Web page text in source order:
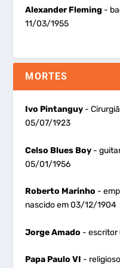
Alexander Fleming -
11/03/1955
MORTES
Ivo Pintanguy -
05/07/1923
Celso Blues Boy -
05/01/1956
Roberto Marinho -
nascido em 03/12/1904
Jorge Amado - escritor
Papa Paulo VI -